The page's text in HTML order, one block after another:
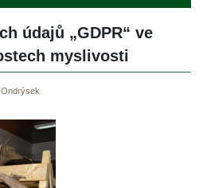
údajů „GDPR“ ve
myslivosti